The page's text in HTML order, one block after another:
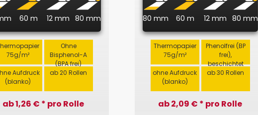
60 m 12 mm 80 mm
75g/m²
Ohne
Bisphenol-A
(BPA frei)
Aufdruck
(blanko)
ab 20 Rollen
ab 1,26 € * pro Rolle
80 mm 60 m 12 mm 80 mm
Thermopapier
75g/m²
Phenolfrei (BP
frei),
beschichtet
ohne Aufdruck
(blanko)
ab 30 Rollen
ab 2,09 € * pro Rolle